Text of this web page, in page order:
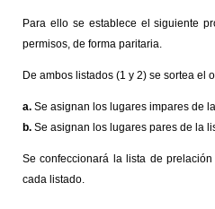
Para ello se establece el siguiente
permisos, de forma paritaria.
De ambos listados (1 y 2) se sortea el
a. Se asignan los lugares impares de
b. Se asignan los lugares pares de la
Se confeccionará la lista de
cada listado.